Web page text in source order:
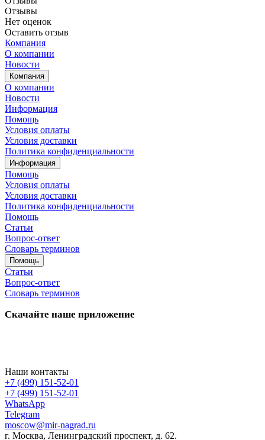
Отзывы
Нет оценок
Оставить отзыв
Компания
О компании
Новости
Компания
О компании
Новости
Информация
Помощь
Условия оплаты
Условия доставки
Политика конфиденциальности
Информация
Помощь
Условия оплаты
Условия доставки
Политика конфиденциальности
Помощь
Статьи
Вопрос-ответ
Словарь терминов
Помощь
Статьи
Вопрос-ответ
Словарь терминов
Скачайте наше приложение
Наши контакты
+7 (499) 151-52-01
+7 (499) 151-52-01
WhatsApp
Telegram
moscow@mir-nagrad.ru
г. Москва, Ленинградский проспект, д. 62.